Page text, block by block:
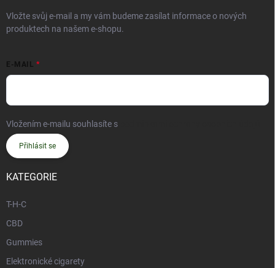
Vložte svůj e-mail a my vám budeme zasílat informace o nových
produktech na našem e-shopu.
E-MAIL
Vložením e-mailu souhlasíte s
Přihlásit se
KATEGORIE
T-H-C
CBD
Gummies
Elektronické cigarety